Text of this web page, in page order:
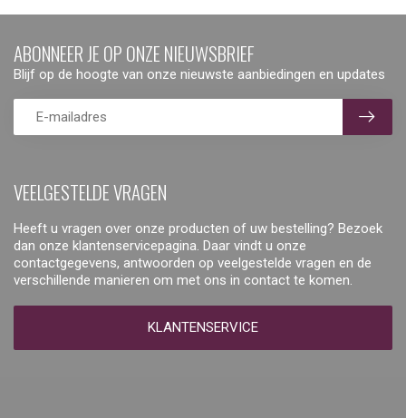
VEELGESTELDE VRAGEN
Heeft u vragen over onze producten of uw bestelling? Bezoek
dan onze klantenservicepagina. Daar vindt u onze
contactgegevens, antwoorden op veelgestelde vragen en de
verschillende manieren om met ons in contact te komen.
KLANTENSERVICE
ABONNEER JE OP ONZE NIEUWSBRIEF
Blijf op de hoogte van onze nieuwste aanbiedingen en updates